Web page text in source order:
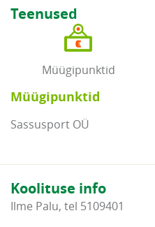
Teenused
Müügipunktid
Müügipunktid
Sassusport OÜ
Koolituse info
Ilme Palu, tel 5109401